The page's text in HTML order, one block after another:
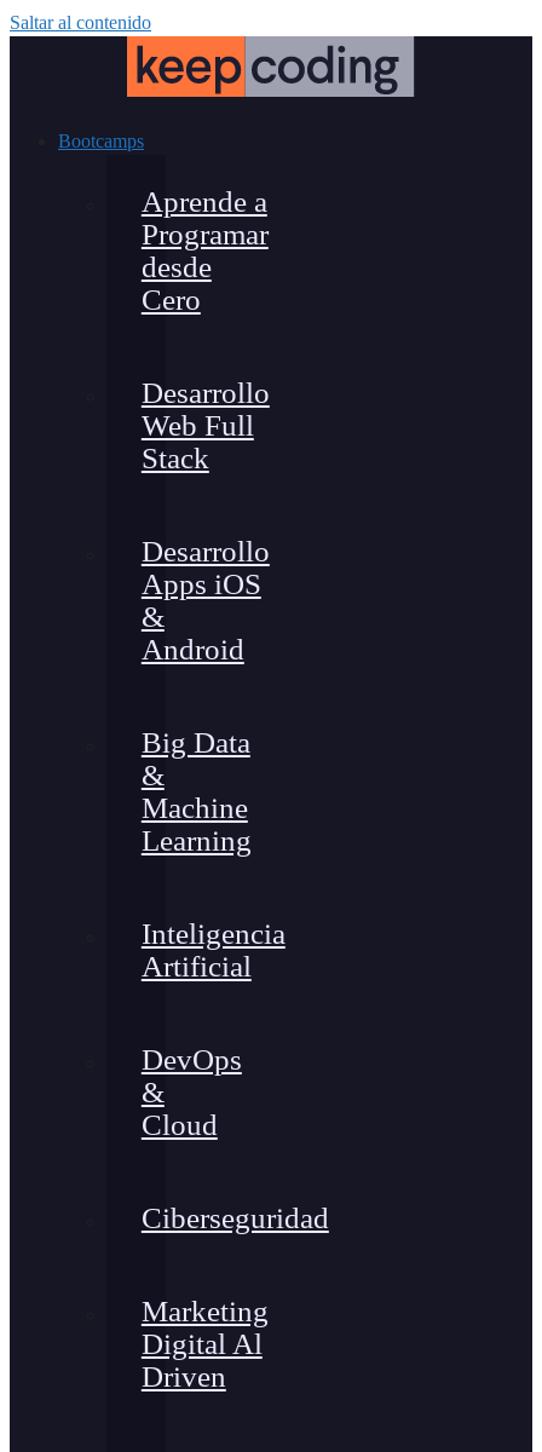
Saltar al contenido
Bootcamps
Aprende a
Programar
desde
Cero
Desarrollo
Web Full
Stack
Desarrollo
Apps iOS
&
Android
Big Data
&
Machine
Learning
Inteligencia
Artificial
DevOps
&
Cloud
Ciberseguridad
Marketing
Digital Al
Driven